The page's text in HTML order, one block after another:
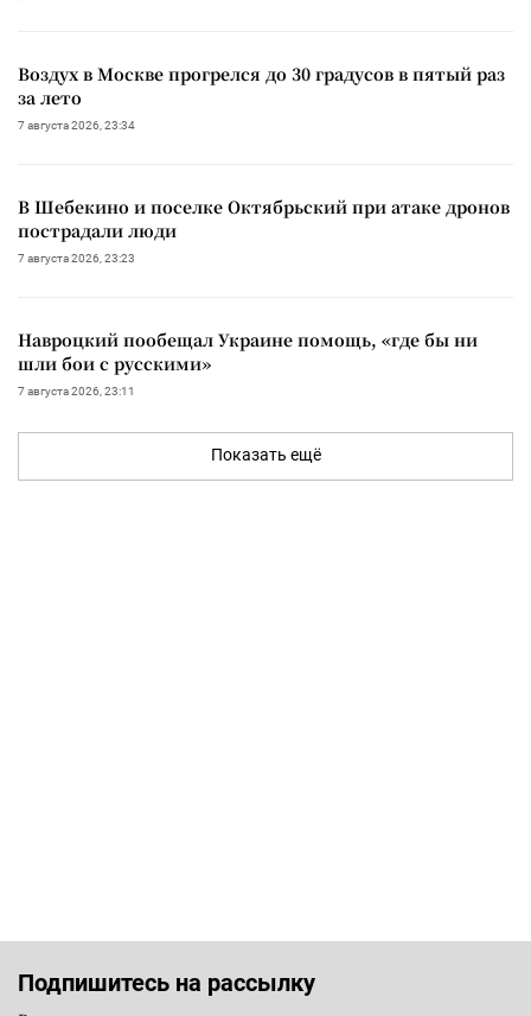
Воздух в Москве прогрелся до 30 градусов в пятый раз
за лето
7 августа 2026, 23:34
В Шебекино и поселке Октябрьский при атаке дронов
пострадали люди
7 августа 2026, 23:23
Навроцкий пообещал Украине помощь, «где бы ни
шли бои с русскими»
7 августа 2026, 23:11
Показать ещё
Подпишитесь на рассылку